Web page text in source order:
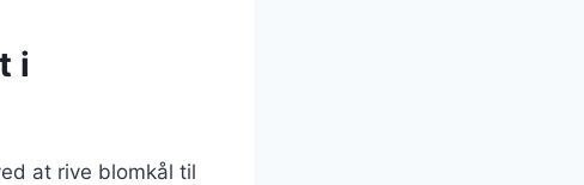
i
at rive blomkål til